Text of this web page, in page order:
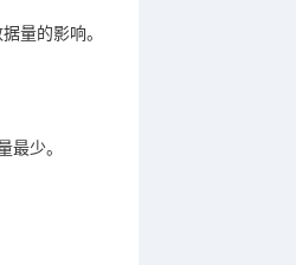
量的影响。
少。